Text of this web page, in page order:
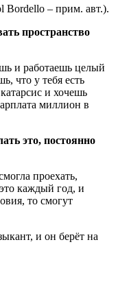
Bordello – прим. авт.).
пространство
и работаешь целый
что у тебя есть
и хочешь
миллион в
это, постоянно
проехать,
каждый год, и
то смогут
и он берёт на